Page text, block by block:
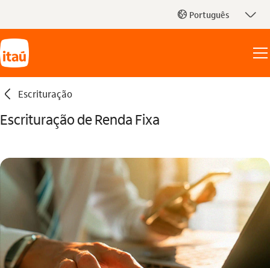
globo_outline Português seta_baixo
seta_esquerda Escrituração
Escrituração de Renda Fixa